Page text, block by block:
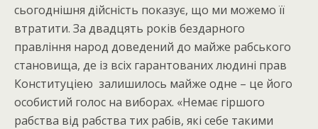
сьогоднішня дійсність показує, що ми можемо її
втратити. За двадцять років бездарного
правління народ доведений до майже рабського
становища, де із всіх гарантованих людині прав
Конституціею залишилось майже одне – це його
особистий голос на виборах. «Немає гіршого
рабства від рабства тих рабів, які себе такими